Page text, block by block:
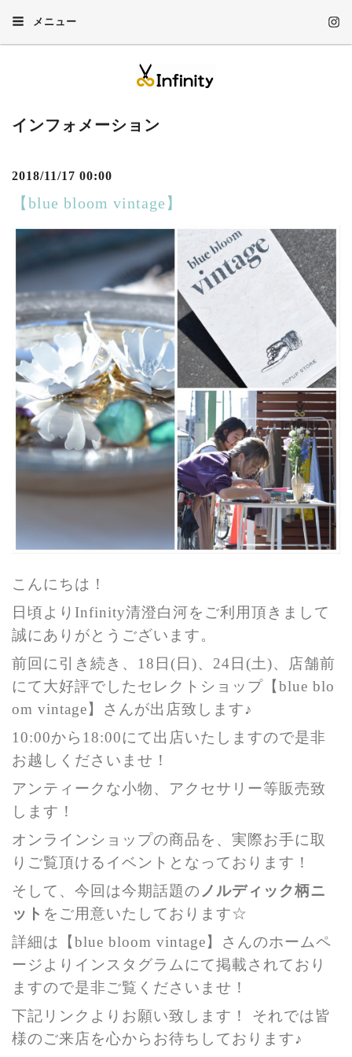
メニュー
インフォメーション
2018/11/17 00:00
【blue bloom vintage】
こんにちは！
日頃よりInfinity清澄白河をご利用頂きまして
誠にありがとうございます。
前回に引き続き、18日(日)、24日(土)、店舗前
にて大好評でしたセレクトショップ【blue blo
om vintage】さんが出店致します♪
10:00から18:00にて出店いたしますので是非
お越しくださいませ！
アンティークな小物、アクセサリー等販売致
します！
オンラインショップの商品を、実際お手に取
りご覧頂けるイベントとなっております！
そして、今回は今期話題の ノルディック柄ニ
ット をご用意いたしております☆
詳細は【blue bloom vintage】さんのホームペ
ージよりインスタグラムにて掲載されており
ますので是非ご覧くださいませ！
下記リンクよりお願い致します！ それでは皆
様のご来店を心からお待ちしております♪